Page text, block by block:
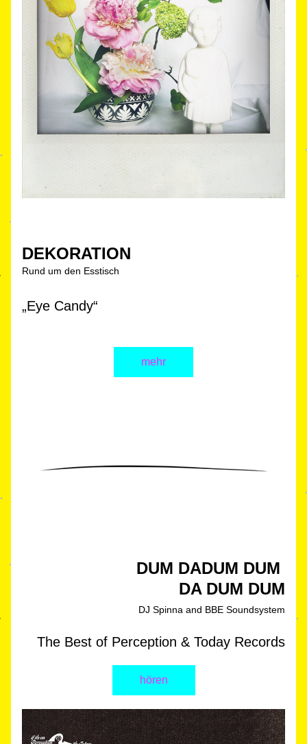
DEKORATION
Rund um den Esstisch
„Eye Candy“
mehr
DUM DADUM DUM
DA DUM DUM
DJ Spinna and BBE Soundsystem
The Best of Perception & Today Records
hören